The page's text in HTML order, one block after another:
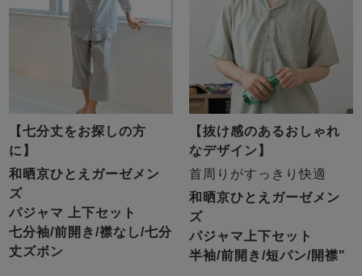
【七分丈をお探しの方
に】
和晒京ひとえガーゼメン
ズ
パジャマ 上下セット
七分袖/前開き/襟なし/七分
丈ズボン
【抜け感のあるおしゃれ
なデザイン】
首周りがすっきり快適
和晒京ひとえガーゼメン
ズ
パジャマ上下セット
半袖/前開き/短パン/開襟"